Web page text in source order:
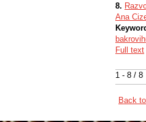
1 - 8 / 8
8.
Ana
Full text
Back